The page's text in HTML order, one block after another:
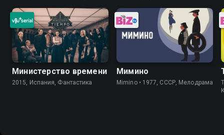
Министерство времени
2015, Испания, Фантастика
Мимино
Mimino • 1977, СССР, Мелодрама